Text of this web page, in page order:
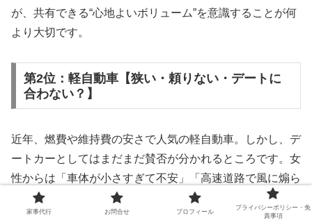
が、共有できる“心地よいボリューム”を意識することが何
より大切です。
第2位：軽自動車【狭い・頼りない・デートに
合わない？】
近年、燃費や維持費の安さで人気の軽自動車。しかし、デ
ートカーとしてはまだまだ賛否が分かれるところです。女
性からは「車体が小さすぎて不安」「高速道路で風に煽ら
れそう」といった、“頼りなさ”に関する声が多く聞かれま
す。家事代行 お問合せ プロフィール
プライバシーポリシー・免
責事項